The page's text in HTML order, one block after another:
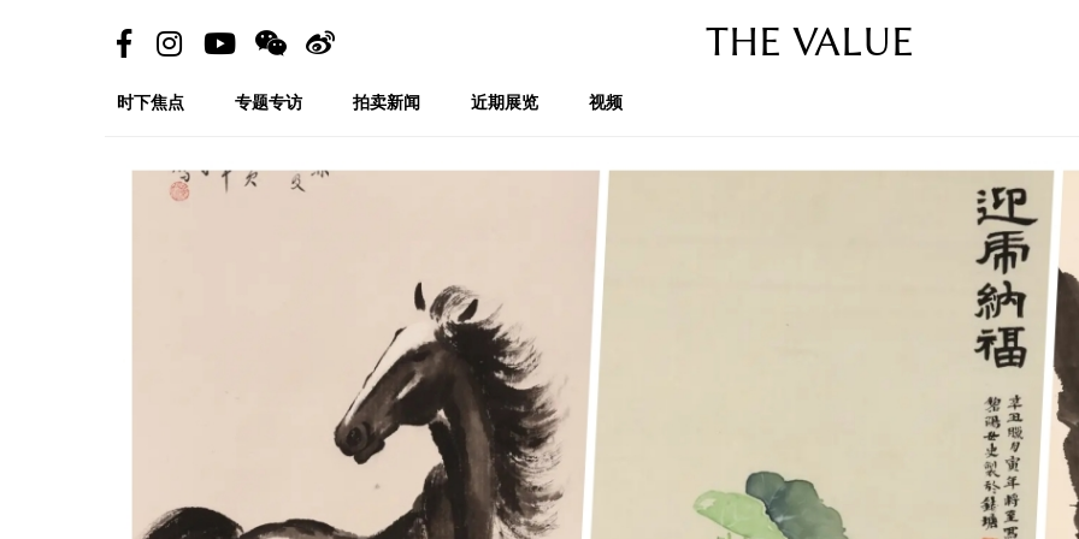
THE VALUE
时下焦点 专题专访 拍卖新闻 近期展览 视频